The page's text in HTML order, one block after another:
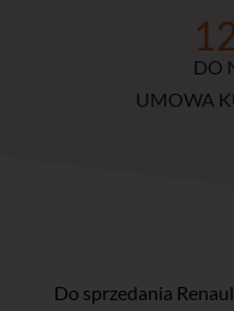
DO
UMOWA
Do sprzedania